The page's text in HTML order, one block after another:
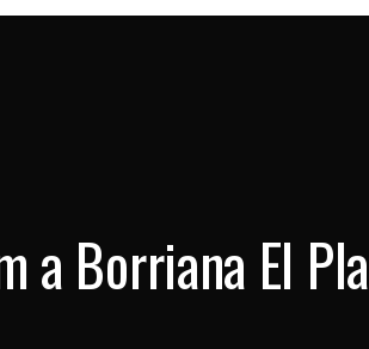
a Borriana El Pla